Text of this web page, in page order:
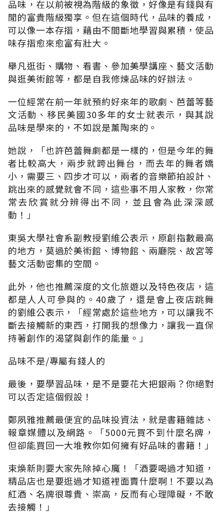
品味，在以前被視為階級的象徵，好像是有錢與有
閒的富貴階級獨享。但在這個時代，品味的養成，
可以像一本存摺，藉由不間斷地學習與累積，使品
味存摺愈來愈富有壯大。
舉凡逛街、購物、看書、參加美學講座、藝文活動
與逛美術館等，都是自我修煉品味的好辦法。
一位經常在前一年就預約好來年的歌劇、芭蕾等藝
文活動、移民美國30多年的女士就表示，與其說
品味是學來的，不如說是薰陶來的。
她說，「也許芭蕾舞劇都是一樣的，但是今年的舞
者比較高大，兩步就跨出舞台，而去年的舞者嬌
小，需要三、四步才可以，兩者的音樂節拍設計、
跳出來的感覺就會不同，這些事不用人家教，你常
常去欣賞就分辨得出不同，並且會為此深深感
動！」
東吳大學社會系副教授劉維公表示，原創指數最高
的地方，莫過於美術館、博物館、兩廳院、故宮等
藝文活動密集的空間。
此外，他也推薦深度的文化旅遊以及特色夜店，這
都是人人可參與的。40歲了，還是會上夜店跳舞
的劉維公表示，「經常處於這些地方，可以讓我不
斷去接觸新的東西，打開我的想像力，讓我一直保
持著創作的渴望與創作的能量。」
品味不是/專屬有錢人的
最後，要學習品味，是不是要花大把銀兩？你絕對
可以否定這個假設！
鄭夙雅推薦最便宜的品味投資法，就是書籍雜誌、
報章媒體以及網路。「5000元買不到什麼名牌，
但卻能買回一大堆教你如何擁有好品味的書籍！」
束煥新則要大家先除掉心魔！「酒要喝過才知道，
精品店也是要逛過才知道裡面賣什麼啊！不要以為
紅酒、名牌很尊貴、崇高，反而有心理障礙，不敢
去接觸！」